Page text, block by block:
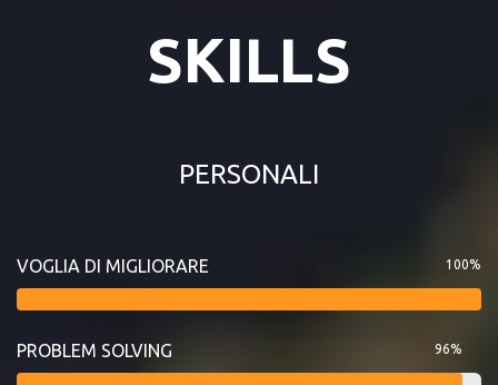
SKILLS
PERSONALI
VOGLIA DI MIGLIORARE 100%
PROBLEM SOLVING 96%